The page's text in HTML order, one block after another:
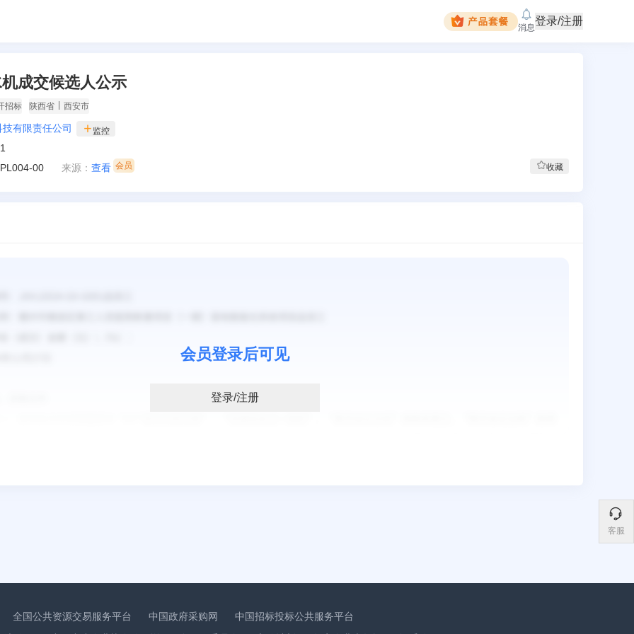
消息
登录/注册
客服
成交候选人公示
招标 陕西省 西安市
有限责任公司 监控
00
来源： 查看 收藏
会员登录后可见
登录/注册
全国公共资源交易服务平台 中国政府采购网
中国招标投标公共服务平台